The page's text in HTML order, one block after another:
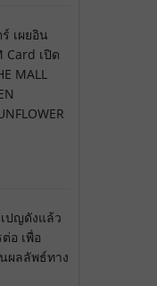
เผยอิน
Card เปิด
MALL
ปญดังแล้ว
อ เพื่อ
ผลลัพธ์ทาง